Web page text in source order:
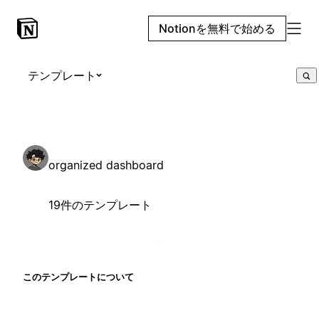
Notionを無料で始める
テンプレート
organized dashboard
19件のテンプレート
このテンプレートについて